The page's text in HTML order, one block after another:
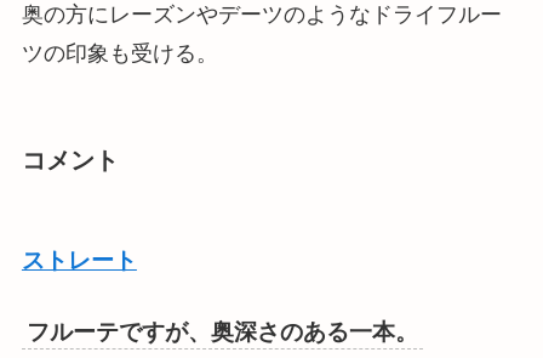
奥の方にレーズンやデーツのようなドライフルー
ツの印象も受ける。
コメント
ストレート
フルーテですが、奥深さのある一本。